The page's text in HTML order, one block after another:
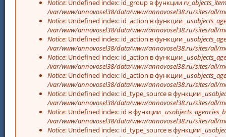
Notice: Undefined index: id_group в функции
/var/www/annovosel38/data/www/annovosel38.ru/sites/all/
Notice: Undefined index: id_action в функции
/var/www/annovosel38/data/www/annovosel38.ru/sites/all/
Notice: Undefined index: id_action в функции
/var/www/annovosel38/data/www/annovosel38.ru/sites/all/
Notice: Undefined index: id_action в функции
/var/www/annovosel38/data/www/annovosel38.ru/sites/all/
Notice: Undefined index: id_action в функции
/var/www/annovosel38/data/www/annovosel38.ru/sites/all/
Notice: Undefined index: id_type_source в функции
/var/www/annovosel38/data/www/annovosel38.ru/sites/all/
Notice: Undefined index: id в функции
/var/www/annovosel38/data/www/annovosel38.ru/sites/all/
Notice: Undefined index: id_type_source в функции